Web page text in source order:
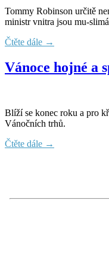
Tommy Robinson určitě
ministr vnitra jsou mu-
Čtěte dále →
Vánoce hojné a
Blíží se konec roku a pro
Vánočních trhů.
Čtěte dále →